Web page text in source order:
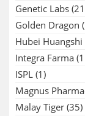
Genetic Labs
Golden Dragon
Hubei
Integra Farma
ISPL (1)
Magnus
Malay Tiger (35)